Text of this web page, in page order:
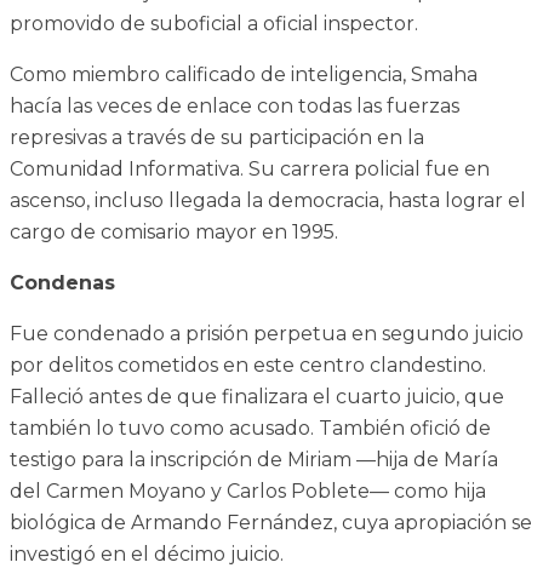
promovido de suboficial a oficial inspector.
Como miembro calificado de inteligencia, Smaha
hacía las veces de enlace con todas las fuerzas
represivas a través de su participación en la
Comunidad Informativa. Su carrera policial fue en
ascenso, incluso llegada la democracia, hasta lograr el
cargo de comisario mayor en 1995.
Condenas
Fue condenado a prisión perpetua en segundo juicio
por delitos cometidos en este centro clandestino.
Falleció antes de que finalizara el cuarto juicio, que
también lo tuvo como acusado. También ofició de
testigo para la inscripción de Miriam —hija de María
del Carmen Moyano y Carlos Poblete— como hija
biológica de Armando Fernández, cuya apropiación se
investigó en el décimo juicio.